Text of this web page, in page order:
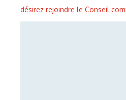
désirez rejoindre le Conseil